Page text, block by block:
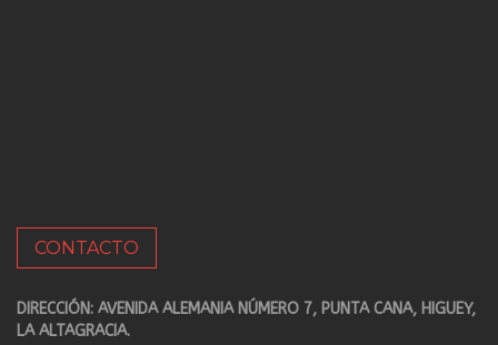
CONTACTO
DIRECCIÓN: AVENIDA ALEMANIA NÚMERO 7, PUNTA CANA, HIGUEY,
LA ALTAGRACIA.